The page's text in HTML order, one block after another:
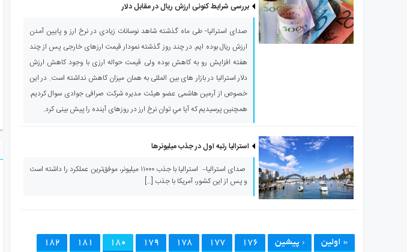
بررسی شرایط کنونی ارزش ریال در مقابل دلار
صدای استرالیا- طی ماه گذشته شاهد نوسانات زیادی در نرخ ارز و پایین آمدن
ارزش ریال بوده ایم. در چند روز گذشته نمودار قیمت ارزهای خارجی پس از چند
هفته افزایش رو به کاهش بوده ولی قیمت حواله ارزی با وجود کاهش ارزش
دلار استرالیا در بازار های بین المللی به همان میزان کاهش نداشته است. در این
خصوص از آرمین هاشمی عضو هیئت مدیره شرکت صرافی جوادی سوال کردیم.
همچنین پرسیدیم که آيا مي توان نرخ ارز در روزهای آینده را پیش بینی کرد.
استرالیا رتبه اول در جذب میلیونرها
صدای استرالیا– استرالیا با جذب ۱۱۰۰۰ میلیونر، موفق‌ترین عملکرد را داشته است
و پس از این کشور، آمریکا با جذب […]
« اولین ‹ پیشین 176
177
178
179
180
181
182